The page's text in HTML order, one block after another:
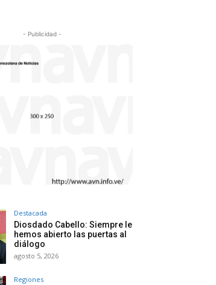
- Publicidad -
Destacada
Diosdado Cabello: Siempre le
hemos abierto las puertas al
diálogo
agosto 5, 2026
Regiones